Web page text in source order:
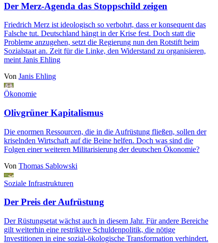
Der Merz-Agenda das Stoppschild zeigen
Friedrich Merz ist ideologisch so verbohrt, dass er konsequent das
Falsche tut. Deutschland hängt in der Krise fest. Doch statt die
Probleme anzugehen, setzt die Regierung nun den Rotstift beim
Sozialstaat an. Zeit für die Linke, den Widerstand zu organisieren,
meint Janis Ehling
Von Janis Ehling
Ökonomie
Olivgrüner Kapitalismus
Die enormen Ressourcen, die in die Aufrüstung fließen, sollen der
kriselnden Wirtschaft auf die Beine helfen. Doch was sind die
Folgen einer weiteren Militarisierung der deutschen Ökonomie?
Von Thomas Sablowski
Soziale Infrastrukturen
Der Preis der Aufrüstung
Der Rüstungsetat wächst auch in diesem Jahr. Für andere Bereiche
gilt weiterhin eine restriktive Schuldenpolitik, die nötige
Investitionen in eine sozial-ökologische Transformation verhindert.